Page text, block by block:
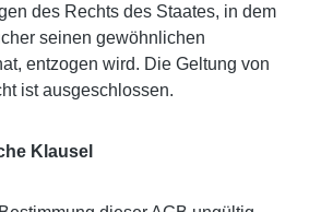
des Rechts des Staates, in dem
seinen gewöhnlichen
entzogen wird. Die Geltung von
ist ausgeschlossen.
Klausel